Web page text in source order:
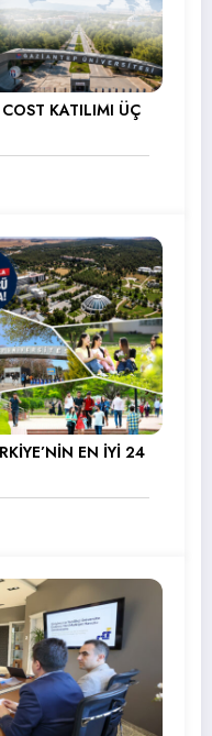
KATILIMI ÜÇ
EN İYİ 24